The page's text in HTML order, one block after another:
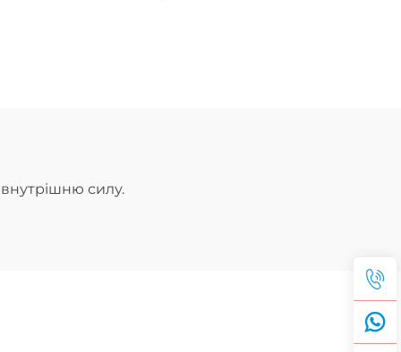
внутрішню силу.